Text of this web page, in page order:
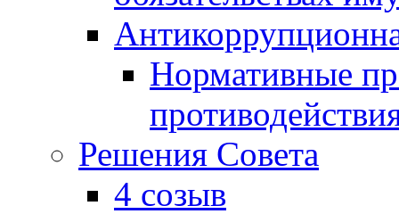
Нормативные
Решения Совета
4 созыв